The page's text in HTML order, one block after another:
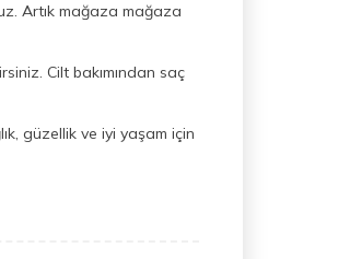
Artık mağaza mağaza
Cilt bakımından saç
güzellik ve iyi yaşam için